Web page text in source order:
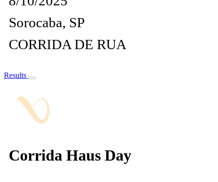
Sorocaba, SP
CORRIDA DE RUA
Results
Corrida Haus Day